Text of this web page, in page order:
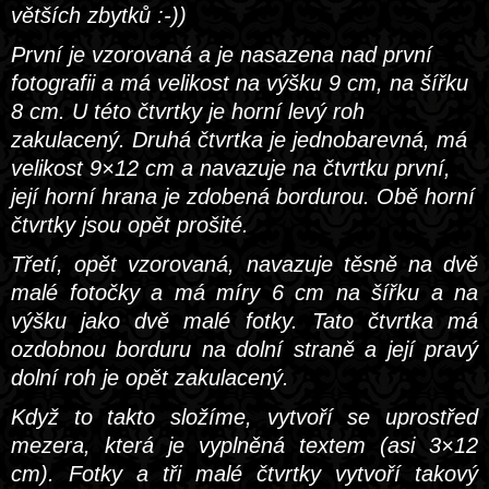
větších zbytků :-))
První je vzorovaná a je nasazena nad první
fotografii a má velikost na výšku 9 cm, na šířku
8 cm. U této čtvrtky je horní levý roh
zakulacený. Druhá čtvrtka je jednobarevná, má
velikost 9×12 cm a navazuje na čtvrtku první,
její horní hrana je zdobená bordurou. Obě horní
čtvrtky jsou opět prošité.
Třetí, opět vzorovaná, navazuje těsně na dvě
malé fotočky a má míry 6 cm na šířku a na
výšku jako dvě malé fotky. Tato čtvrtka má
ozdobnou borduru na dolní straně a její pravý
dolní roh je opět zakulacený.
Když to takto složíme, vytvoří se uprostřed
mezera, která je vyplněná textem (asi 3×12
cm). Fotky a tři malé čtvrtky vytvoří takový